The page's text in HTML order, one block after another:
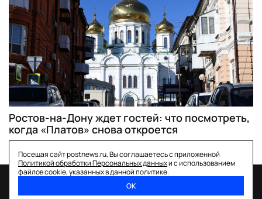
Ростов-на-Дону ждет гостей: что посмотреть,
когда «Платов» снова откроется
Посещая сайт postnews.ru, Вы соглашаетесь с приложенной
Политикой обработки Персональных данныхи с использованием
файлов cookie, указанных в данной политике.
ОК